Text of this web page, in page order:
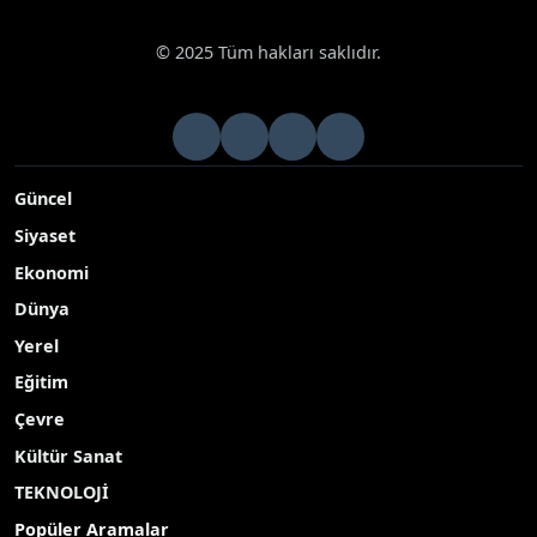
© 2025 Tüm hakları saklıdır.
Güncel
Siyaset
Ekonomi
Dünya
Yerel
Eğitim
Çevre
Kültür Sanat
TEKNOLOJİ
Popüler Aramalar